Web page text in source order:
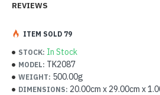
REVIEWS
STOCK: In Stock
MODEL: TK2087
WEIGHT: 500.00g
DIMENSIONS: 20.00cm x 29.00cm x
ITEM SOLD 79